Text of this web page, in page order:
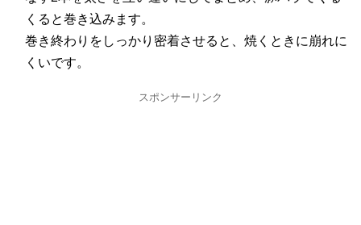
くると巻き込みます。
巻き終わりをしっかり密着させると、焼くときに崩れに
くいです。
スポンサーリンク